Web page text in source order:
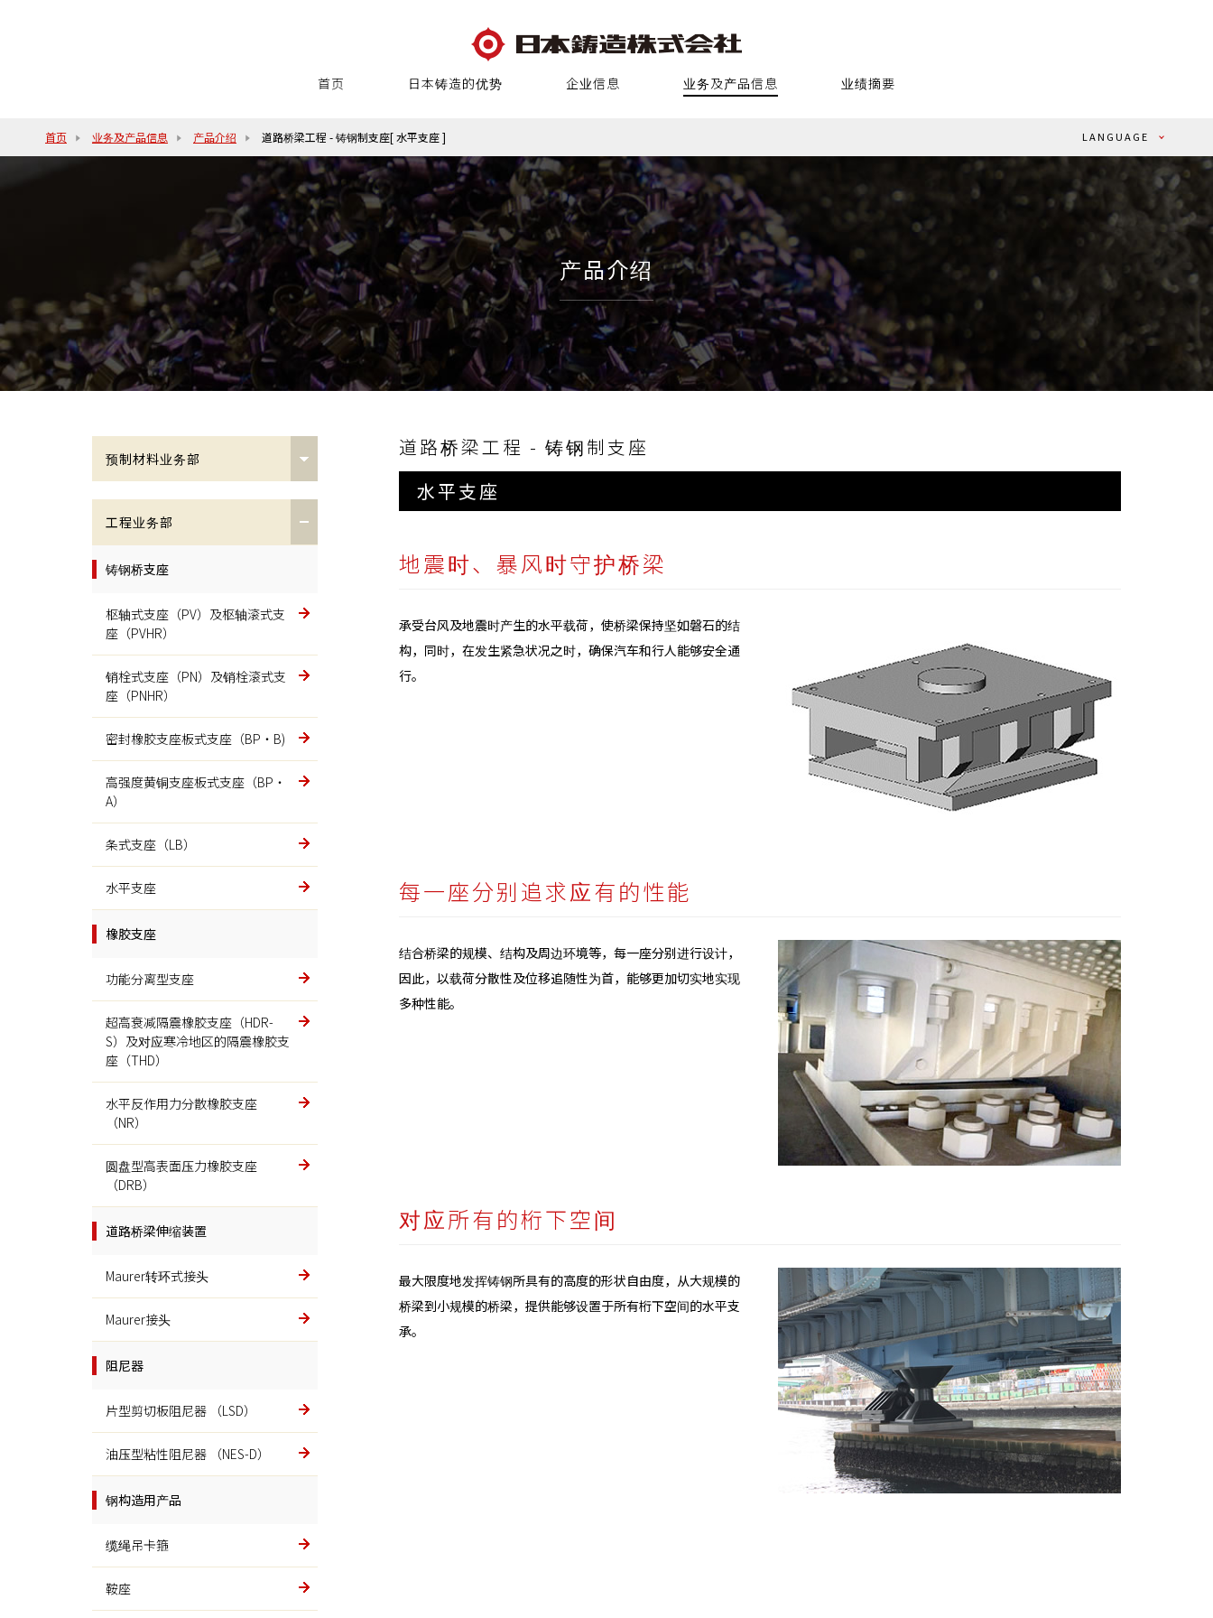
LANGUAGE
- JAPANESE
- ENGLISH
- CHINESE
首页 日本铸造的优势 企业信息 业务及产品信息 业绩摘要
首页 业务及产品信息 产品介绍 道路桥梁工程 - 铸钢制支座[ 水平支座 ]
产品介绍
道路桥梁工程 - 铸钢制支座
水平支座
地震时、暴风时守护桥梁
承受台风及地震时产生的水平载荷，使桥梁保持坚如磐石的结
构，同时，在发生紧急状况之时，确保汽车和行人能够安全通
行。
每一座分别追求应有的性能
结合桥梁的规模、结构及周边环境等，每一座分别进行设计，
因此，以载荷分散性及位移追随性为首，能够更加切实地实现
多种性能。
对应所有的桁下空间
最大限度地发挥铸钢所具有的高度的形状自由度，从大规模的
桥梁到小规模的桥梁，提供能够设置于所有桁下空间的水平支
承。
预制材料业务部
宇宙及防卫
建设机械
超大型液压挖掘机部件
能源相关
蒸汽轮机壳体
垃圾焚烧
炉排
冲压机械
制铁相关
热浸镀锌槽内支撑传动和搅拌装
置
铸造机械
树脂砂再生机
连铸棒
液压部件
超级球铁
金属模具
不锈钢
工程业务部
铸钢桥支座
枢轴式支座（PV）及枢轴滚式支
座（PVHR）
销栓式支座（PN）及销栓滚式支
座（PNHR）
密封橡胶支座板式支座（BP・B)
高强度黄铜支座板式支座（BP・
A）
条式支座（LB）
水平支座
橡胶支座
功能分离型支座
超高衰减隔震橡胶支座（HDR-
S）及对应寒冷地区的隔震橡胶支
座（THD）
水平反作用力分散橡胶支座
（NR）
圆盘型高表面压力橡胶支座
（DRB）
道路桥梁伸缩装置
Maurer转环式接头
Maurer接头
阻尼器
片型剪切板阻尼器 （LSD）
油压型粘性阻尼器 （NES-D）
钢构造用产品
缆绳吊卡箍
鞍座